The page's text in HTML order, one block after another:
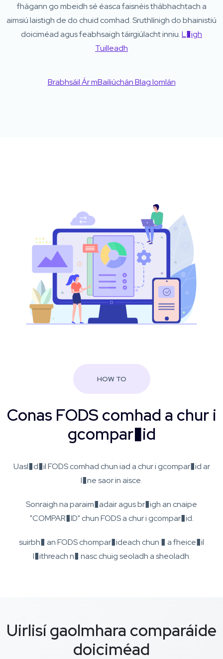
fhágann go mbeidh sé éasca faisnéis thábhachtach a
aimsiú laistigh de do chuid comhad. Sruthlínigh do bhainistiú
doiciméad agus feabhsaigh táirgiúlacht inniu.L�igh
Tuilleadh
Brabhsáil Ár mBailiúchán Blag Iomlán
HOW TO
Conas FODS comhad a chur i
gcompar�id
Uasl�d�il FODS comhad chun iad a chur i gcompar�id ar
l�ne saor in aisce.
Sonraigh na paraim�adair agus br�igh an cnaipe
"COMPAR�ID" chun FODS a chur i gcompar�id.
suirbh� an FODS chompar�ideach chun � a fheice�il
l�ithreach n� nasc chuig seoladh a sheoladh.
Uirlisí gaolmhara comparáide
doiciméad